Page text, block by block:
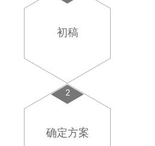
初稿
2
确定方案